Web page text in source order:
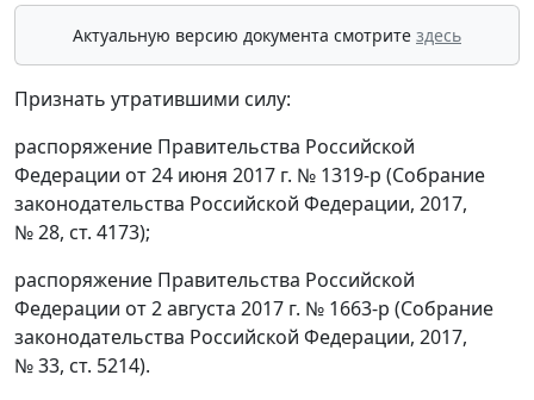
Актуальную версию документа смотрите здесь
Признать утратившими силу:
распоряжение Правительства Российской
Федерации от 24 июня 2017 г. № 1319-р (Собрание
законодательства Российской Федерации, 2017,
№ 28, ст. 4173);
распоряжение Правительства Российской
Федерации от 2 августа 2017 г. № 1663-р (Собрание
законодательства Российской Федерации, 2017,
№ 33, ст. 5214).